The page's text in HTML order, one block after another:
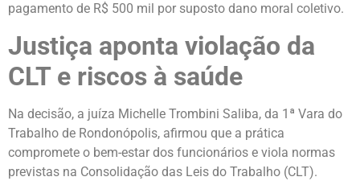
pagamento de R$ 500 mil por suposto dano moral coletivo.
Justiça aponta violação da
CLT e riscos à saúde
Na decisão, a juíza Michelle Trombini Saliba, da 1ª Vara do
Trabalho de Rondonópolis, afirmou que a prática
compromete o bem-estar dos funcionários e viola normas
previstas na Consolidação das Leis do Trabalho (CLT).